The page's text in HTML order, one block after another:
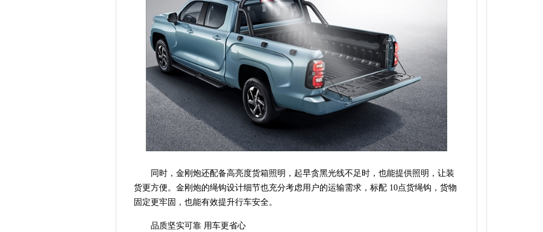
同时，金刚炮还配备高亮度货箱照明，起早贪黑光线不足时，也能提供照明，让装
货更方便。金刚炮的绳钩设计细节也充分考虑用户的运输需求，标配 10点货绳钩，货物
固定更牢固，也能有效提升行车安全。
品质坚实可靠 用车更省心